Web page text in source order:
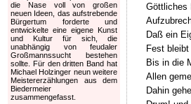
Göttliches
Daß ein
Fest
Bis in die
Allen
Dahin
die Nase voll von großen
neuen Ideen, das aufstrebende
Bürgertum forderte und
entwickelte eine eigene Kunst
und Kultur für sich, die
unabhängig von feudaler
Großmannssucht bestehen
sollte. Für den dritten Band hat
Michael Holzinger neun weitere
Meistererzählungen aus dem
Biedermeier
zusammengefasst.